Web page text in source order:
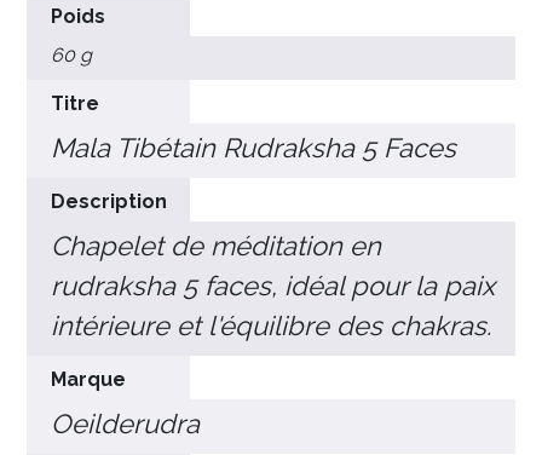
Poids
60 g
Titre
Mala Tibétain Rudraksha 5 Faces
Description
Chapelet de méditation en
rudraksha 5 faces, idéal pour la paix
intérieure et l'équilibre des chakras.
Marque
Oeilderudra